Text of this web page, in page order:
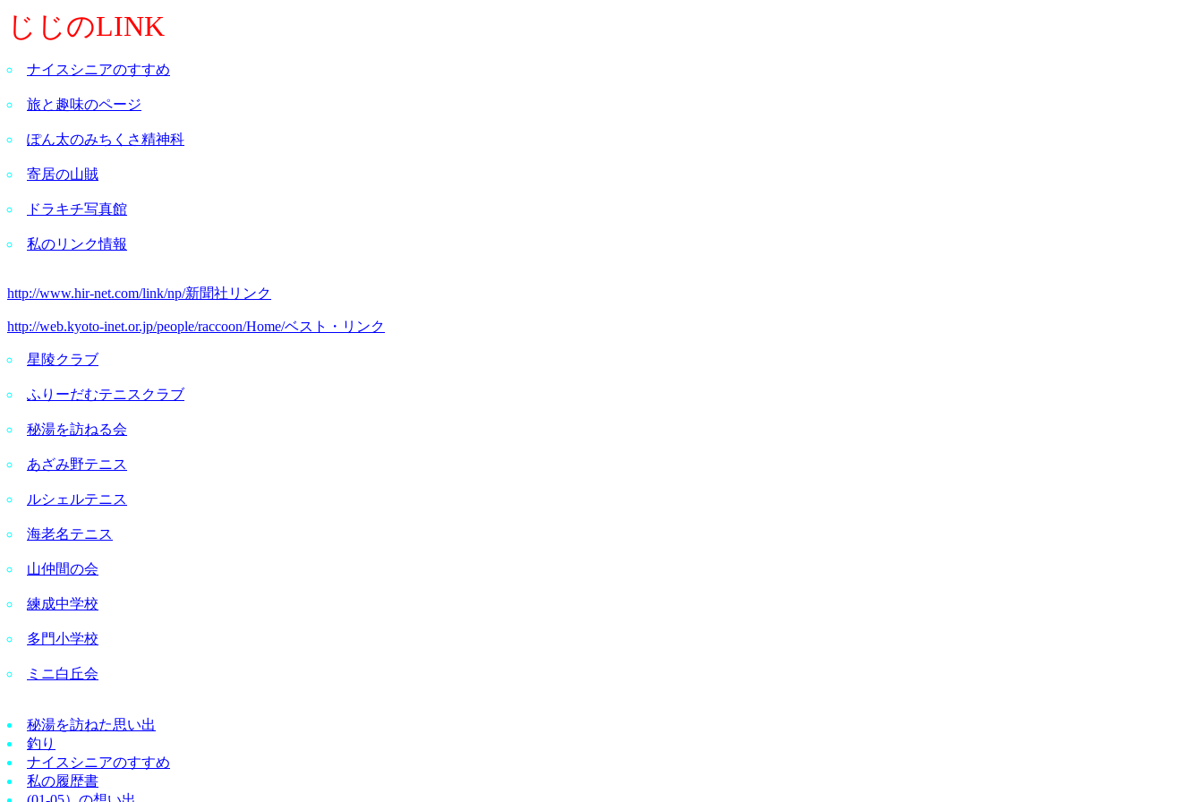
じじのLINK
ナイスシニアのすすめ
旅と趣味のページ
ぽん太のみちくさ精神科
寄居の山賊
ドラキチ写真館
私のリンク情報
http://www.hir-net.com/link/np/新聞社リンク
http://web.kyoto-inet.or.jp/people/raccoon/Home/ベスト・リンク
星陵クラブ
ふりーだむテニスクラブ
秘湯を訪ねる会
あざみ野テニス
ルシェルテニス
海老名テニス
山仲間の会
練成中学校
多門小学校
ミニ白丘会
秘湯を訪ねた思い出
釣り
ナイスシニアのすすめ
私の履歴書